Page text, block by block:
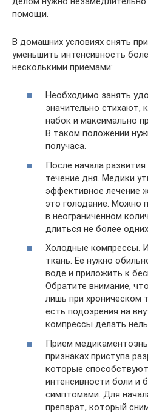
помощи.
В домашних условиях снять
уменьшить интенсивность
несколькими приемами:
Необходимо занять
значительно стихают,
набок и максимально
В таком положении
получаса.
После начала
течение дня. Медики
эффективное лечение
это голодание. Можно
в неограниченном
длиться не более
Холодные компрессы.
ткань. Ее нужно
воде и приложить к
Обратите внимание,
лишь при хроническом
есть подозрения на
компрессы делать
Прием
признаках приступа
которые
интенсивности боли и
симптомами. Для
препарат, который